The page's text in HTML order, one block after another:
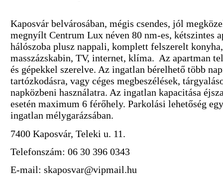
Kaposvár belvárosában, mégis csendes, jól
megnyílt Centrum Lux néven 80 nm-es, kétszintes
hálószoba plusz nappali, komplett felszerelt
masszázskabin, TV, internet, klíma. Az apartman
és gépekkel szerelve. Az ingatlan bérelhető több
tartózkodásra, vagy céges megbeszélések,
napközbeni használatra. Az ingatlan kapacitása
esetén maximum 6 férőhely. Parkolási lehetőség
ingatlan mélygarázsában.
7400 Kaposvár, Teleki u. 11.
Telefonszám: 06 30 396 0343
E-mail: skaposvar@vipmail.hu